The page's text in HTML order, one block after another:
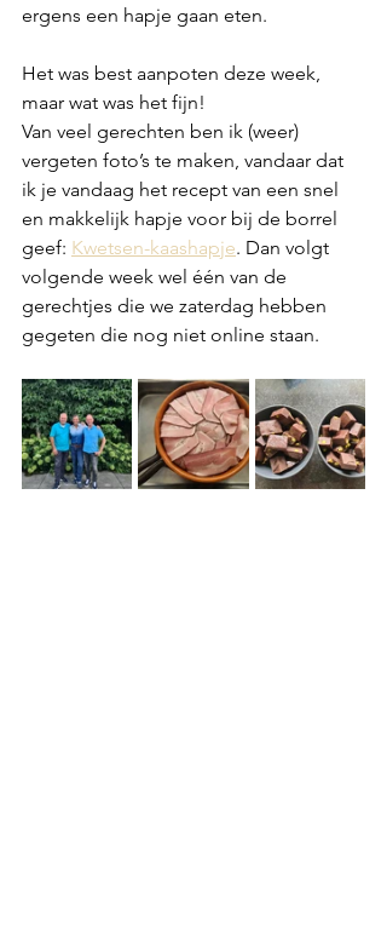
ergens een hapje gaan eten.
Het was best aanpoten deze week,
maar wat was het fijn!
Van veel gerechten ben ik (weer)
vergeten foto’s te maken, vandaar dat
ik je vandaag het recept van een snel
en makkelijk hapje voor bij de borrel
geef: Kwetsen-kaashapje. Dan volgt
volgende week wel één van de
gerechtjes die we zaterdag hebben
gegeten die nog niet online staan.